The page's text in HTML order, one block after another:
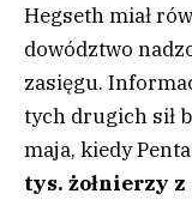
Hegseth miał
dowództwo
zasięgu.
tych drugich sił
maja, kiedy
tys. żołnierzy